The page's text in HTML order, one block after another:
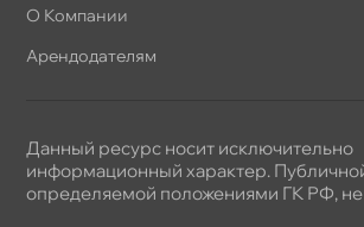
О Компании
Арендодателям
Данный ресурс носит исключительно
информационный характер.
определяемой положениями ГК РФ, не